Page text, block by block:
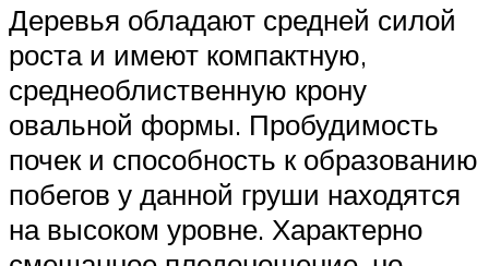
Деревья обладают средней силой
роста и имеют компактную,
среднеоблиственную крону
овальной формы. Пробудимость
почек и способность к образованию
побегов у данной груши находятся
на высоком уровне. Характерно